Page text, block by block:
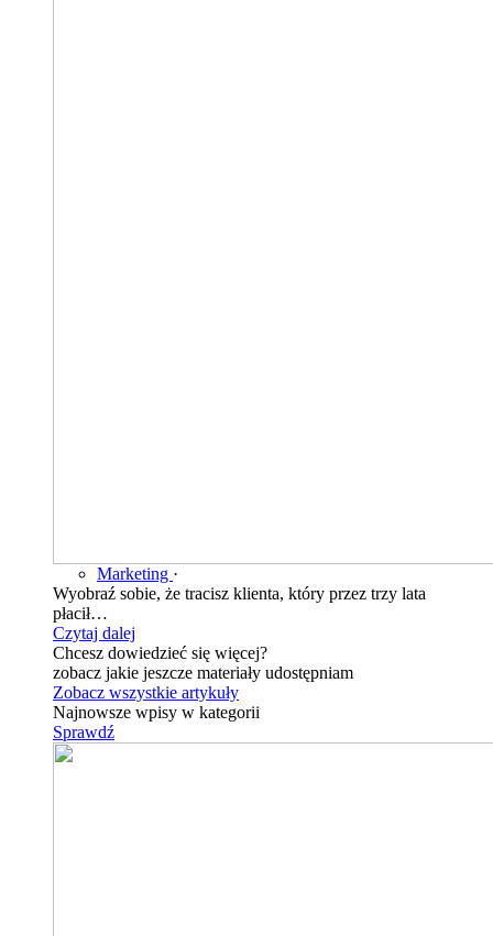
Marketing ·
Wyobraź sobie, że tracisz klienta, który przez trzy lata
płacił…
Czytaj dalej
Chcesz dowiedzieć się więcej?
zobacz jakie jeszcze materiały udostępniam
Zobacz wszystkie artykuły
Najnowsze wpisy w kategorii
Sprawdź